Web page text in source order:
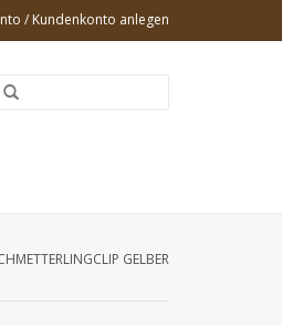
/ Kundenkonto anlegen
GELBER